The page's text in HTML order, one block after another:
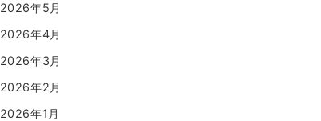
2026年5月
2026年4月
2026年3月
2026年2月
2026年1月